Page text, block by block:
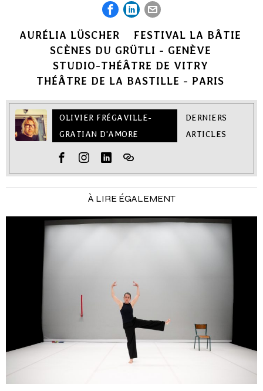
AURÉLIA LÜSCHER
FESTIVAL LA BÂTIE
SCÈNES DU GRÜTLI - GENÈVE
STUDIO-THÉÂTRE DE VITRY
THÉÂTRE DE LA BASTILLE - PARIS
OLIVIER FRÉGAVILLE-
GRATIAN D'AMORE
DERNIERS
ARTICLES
À LIRE ÉGALEMENT